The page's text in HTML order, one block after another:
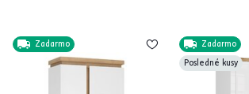
Zadarmo
Zadarmo
Posledné kusy